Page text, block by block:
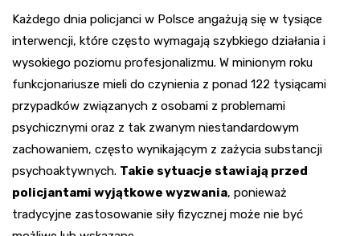
Każdego dnia policjanci w Polsce angażują się w tysiące
interwencji, które często wymagają szybkiego działania i
wysokiego poziomu profesjonalizmu. W minionym roku
funkcjonariusze mieli do czynienia z ponad 122 tysiącami
przypadków związanych z osobami z problemami
psychicznymi oraz z tak zwanym niestandardowym
zachowaniem, często wynikającym z zażycia substancji
psychoaktywnych. Takie sytuacje stawiają przed
policjantami wyjątkowe wyzwania, ponieważ
tradycyjne zastosowanie siły fizycznej może nie być